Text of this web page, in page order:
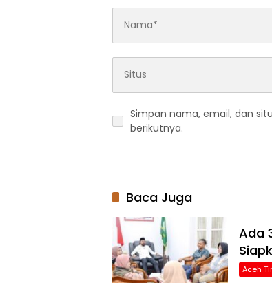
Simpan nama, email, dan
berikutnya.
Baca Juga
Ada
Aceh